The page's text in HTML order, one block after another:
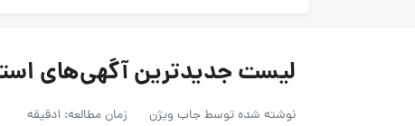
لیست جدیدترین آگهی‌های
نوشته شده توسطجاب ویژن زمان مطالعه: 1دقیقه